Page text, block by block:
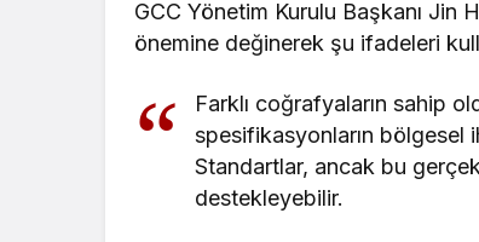
GCC Yönetim Kurulu Başkanı Jin
önemine değinerek şu ifadeleri
Farklı coğrafyaların sahip
spesifikasyonların bölgesel
Standartlar, ancak bu
destekleyebilir.